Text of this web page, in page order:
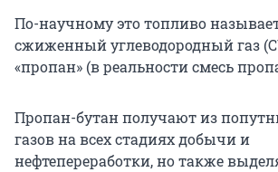
По-научному это топливо
сжиженный углеводородный газ
«пропан» (в реальности смесь
Пропан-бутан получают из
газов на всех стадиях добычи и
нефтепереработки, но также